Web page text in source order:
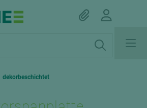
dekorbeschichtet